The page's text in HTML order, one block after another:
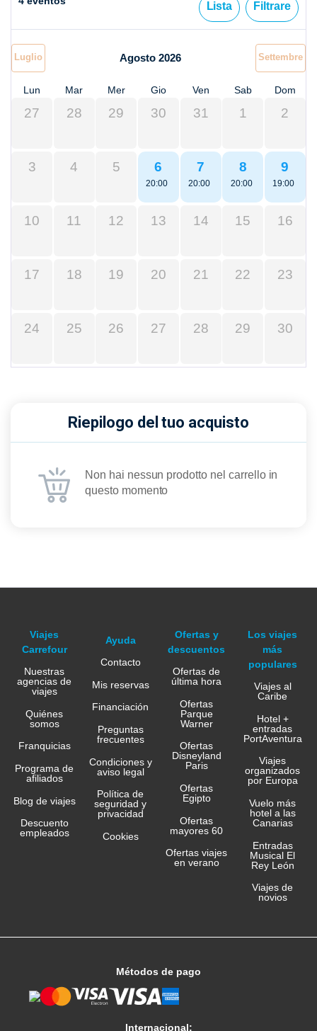
Lista Filtrare
Luglio Agosto 2026 Settembre
Lun Mar Mer Gio Ven Sab Dom
27 28 29 30 31 1 2
3 4 5 6
20:00
7
20:00
8
20:00
9
19:00
10 11 12 13 14 15 16
17 18 19 20 21 22 23
24 25 26 27 28 29 30
Riepilogo del tuo acquisto
Non hai nessun prodotto nel carrello in
questo momento
Viajes
Carrefour
Nuestras
agencias de
viajes
Quiénes
somos
Franquicias
Programa de
afiliados
Blog de viajes
Descuento
empleados
Ayuda
Contacto
Mis reservas
Financiación
Preguntas
frecuentes
Condiciones y
aviso legal
Política de
seguridad y
privacidad
Cookies
Ofertas y
descuentos
Ofertas de
última hora
Ofertas
Parque
Warner
Ofertas
Disneyland
Paris
Ofertas
Egipto
Ofertas
mayores 60
Ofertas viajes
en verano
Los viajes
más
populares
Viajes al
Caribe
Hotel +
entradas
PortAventura
Viajes
organizados
por Europa
Vuelo más
hotel a las
Canarias
Entradas
Musical El
Rey León
Viajes de
novios
Métodos de pago
Internacional: